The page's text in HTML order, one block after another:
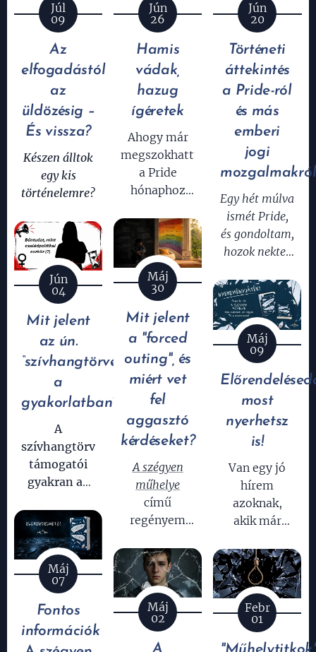
Júl
09
Az
elfogadástól
az
üldözésig –
És vissza?
Készen álltok
egy kis
történelemre?
Jún
26
Hamis
vádak,
hazug
ígéretek
Ahogy már
megszokhattuk,
a Pride
hónaphoz
menetrendszerűen
hozzátartozik
egy újabb Mi
Hazánk-
akció. Idén
sem okoztak
csalódást. De
az idei
megszólalásaik
közül volt
egy, ami
nálam
különösen
biztosítékot:
Jún
20
Történeti
áttekintés
a Pride-ról
és más
emberi
jogi
mozgalmakról
Egy hét múlva
ismét Pride,
és gondoltam,
hozok nektek
összfoglalót,
amiben
felhívom a
figyelmet
ennek a sokak
által vitatott
eseménynek a
történelmi
jelentőségére.
Jún
04
Mit jelent
az ún.
“szívhangtörvény”
a
gyakorlatban?
A
szívhangtörvény
támogatói
gyakran az
számának
csökkentésével
érvelnek.
Csakhogy
erre léteznek
bizonyítottan
hatékonyabb
Máj
30
Mit jelent
a "forced
outing", és
miért vet
fel
aggasztó
kérdéseket?
A szégyen
műhelye
című
regényem
újra és újra
szembesültem
azzal, milyen
súlyos
következményei
vannak
Máj
09
most
nyerhetsz
is!
Van egy jó
hírem
azoknak,
akik már
(vagy most
készülnek
előrendelni)
A szégyen
műhelyét:
Máj
07
Fontos
információk
Máj
02
A
Febr
01